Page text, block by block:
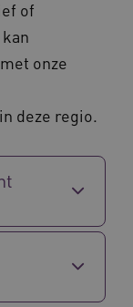
of
onze
deze regio.
weken
Inc.